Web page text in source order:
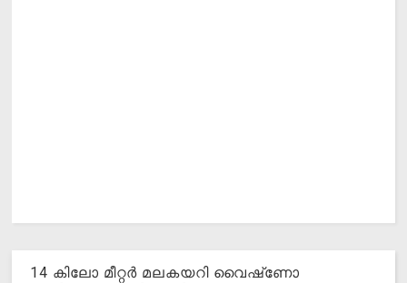
14 കിലോ മീറ്റര്‍ മലകയറി വൈഷ്‌ണോ